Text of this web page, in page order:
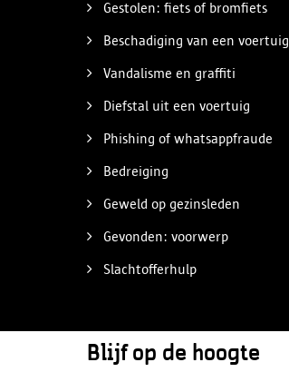
Gestolen: fiets of bromfiets
Beschadiging van een voertuig
Vandalisme en graffiti
Diefstal uit een voertuig
Phishing of whatsappfraude
Bedreiging
Geweld op gezinsleden
Gevonden: voorwerp
Slachtofferhulp
Blijf op de hoogte